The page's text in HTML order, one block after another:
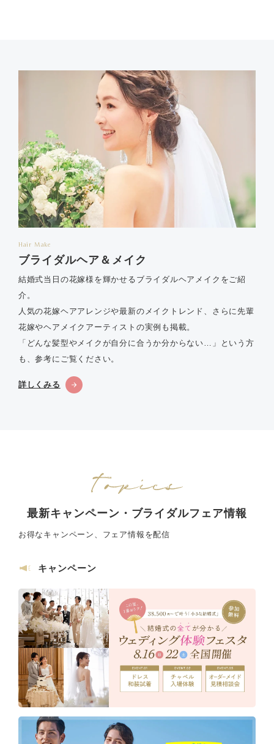
Hair Make
ブライダルヘア＆メイク
結婚式当日の花嫁様を輝かせるブライダルヘアメイクをご紹
介。
人気の花嫁ヘアアレンジや最新のメイクトレンド、さらに先輩
花嫁やヘアメイクアーティストの実例も掲載。
「どんな髪型やメイクが自分に合うか分からない…」という方
も、参考にご覧ください。
詳しくみる
最新キャンペーン・ブライダルフェア情報
お得なキャンペーン、フェア情報を配信
キャンペーン